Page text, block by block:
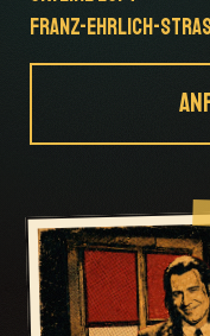
FRANZ-EHRLICH-